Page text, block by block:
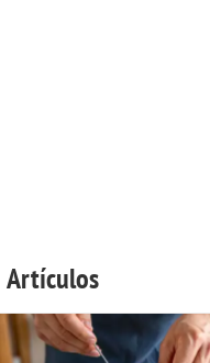
Artículos